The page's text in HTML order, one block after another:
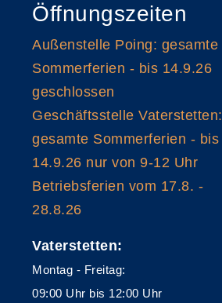
Öffnungszeiten
Außenstelle Poing: gesamte
Sommerferien - bis 14.9.26
geschlossen
Geschäftsstelle Vaterstetten:
gesamte Sommerferien - bis
14.9.26 nur von 9-12 Uhr
Betriebsferien vom 17.8. -
28.8.26
Vaterstetten:
Montag - Freitag:
09:00 Uhr bis 12:00 Uhr